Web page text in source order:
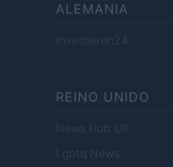
ALEMANIA
Investieren24
REINO UNIDO
News Hub UK
Lgbtq News